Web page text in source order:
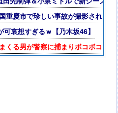
重慶市で珍しい事故が撮影される。
哀想すぎるｗ【乃木坂46】
くる男が警察に捕まりボコボコにさ